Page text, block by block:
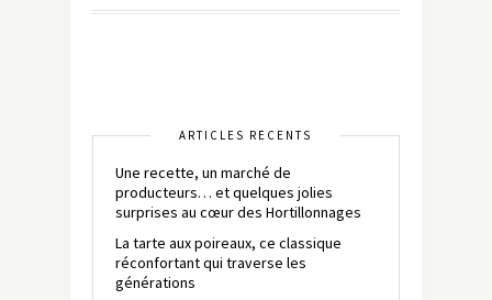
ARTICLES RÉCENTS
Une recette, un marché de
producteurs… et quelques jolies
surprises au cœur des Hortillonnages
La tarte aux poireaux, ce classique
réconfortant qui traverse les
générations